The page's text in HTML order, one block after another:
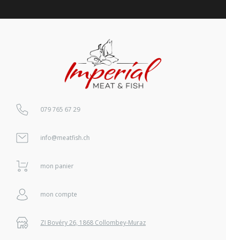
079 765 67 29
info@meatfish.ch
mon panier
mon compte
ZI Bovéry 26, 1868 Collombey-Muraz